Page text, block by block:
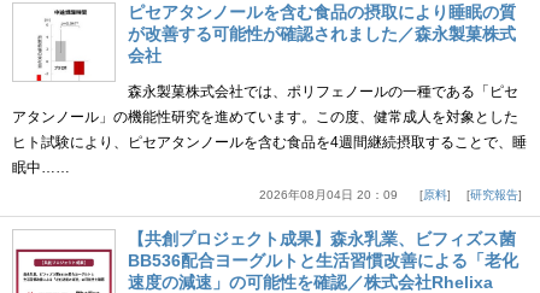
ピセアタンノールを含む食品の摂取により睡眠の質
が改善する可能性が確認されました／森永製菓株式
会社
森永製菓株式会社では、ポリフェノールの一種である「ピセ
アタンノール」の機能性研究を進めています。この度、健常成人を対象とした
ヒト試験により、ピセアタンノールを含む食品を4週間継続摂取することで、睡
眠中……
2026年08月04日 20：09 原料 研究報告
【共創プロジェクト成果】森永乳業、ビフィズス菌
BB536配合ヨーグルトと生活習慣改善による「老化
速度の減速」の可能性を確認／株式会社Rhelixa